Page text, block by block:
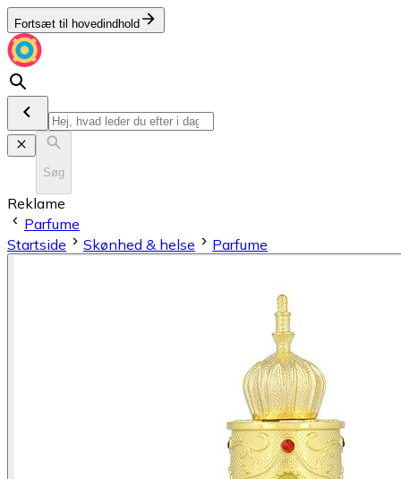
Fortsæt til hovedindhold
Søg
Reklame
Parfume
Startside
Skønhed & helse Parfume